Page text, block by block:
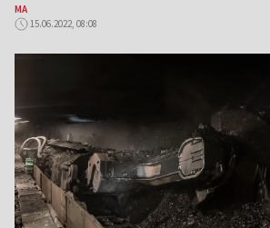
MA
15.06.2022, 08:08